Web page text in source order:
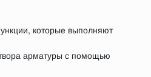
которые выполняют
арматуры с помощью